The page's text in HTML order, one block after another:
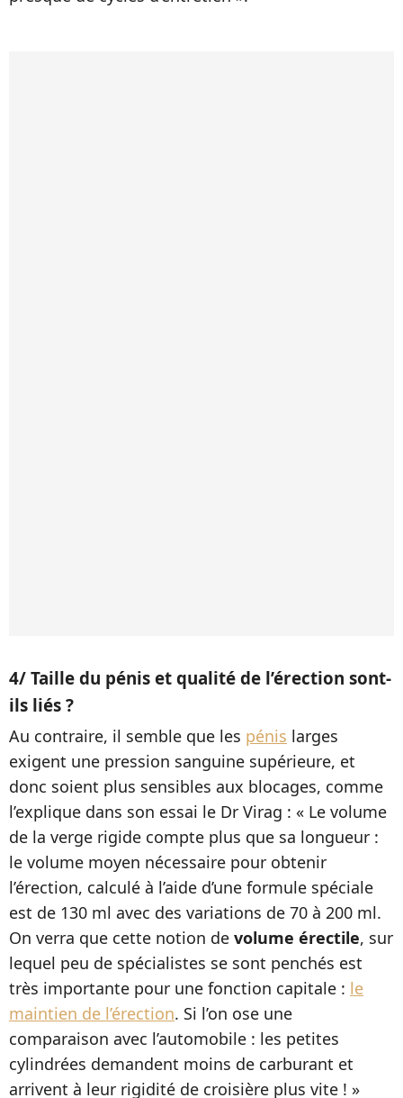
4/ Taille du pénis et qualité de l’érection sont-
ils liés ?
Au contraire, il semble que les pénis larges
exigent une pression sanguine supérieure, et
donc soient plus sensibles aux blocages, comme
l’explique dans son essai le Dr Virag : « Le volume
de la verge rigide compte plus que sa longueur :
le volume moyen nécessaire pour obtenir
l’érection, calculé à l’aide d’une formule spéciale
est de 130 ml avec des variations de 70 à 200 ml.
On verra que cette notion de volume érectile, sur
lequel peu de spécialistes se sont penchés est
très importante pour une fonction capitale : le
maintien de l’érection. Si l’on ose une
comparaison avec l’automobile : les petites
cylindrées demandent moins de carburant et
arrivent à leur rigidité de croisière plus vite ! »